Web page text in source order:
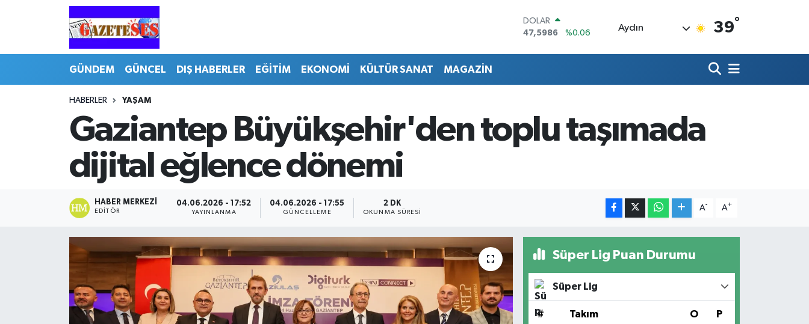
DOLAR
47,5986
%0.06
BİST100
13.703
%0
BITCOIN
Aydın 39°
GÜNDEM GÜNCEL DIŞ HABERLER EĞİTİM EKONOMİ KÜLTÜR SANAT MAGAZİN
HABERLER YAŞAM
Gaziantep Büyükşehir'den toplu taşımada
dijital eğlence dönemi
HABER MERKEZI
EDITÖR
04.06.2026 - 17:52
YAYINLANMA
04.06.2026 - 17:55
GÜNCELLEME
2 DK
OKUNMA SÜRESI
A- A+
Süper Lig Puan Durumu
Süper Lig
# Takım O P